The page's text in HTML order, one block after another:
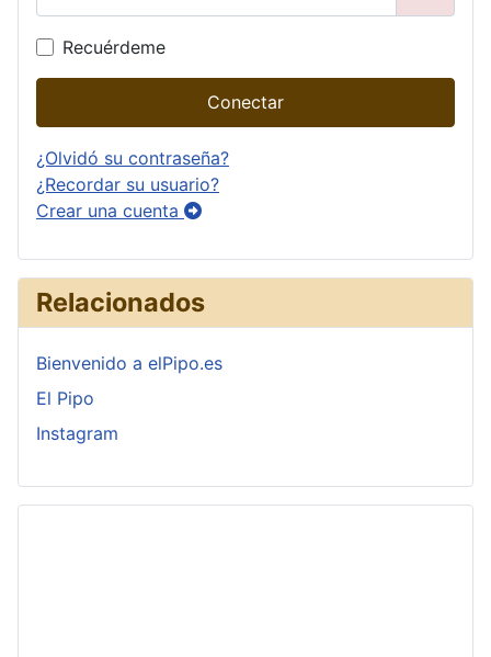
Recuérdeme
Conectar
¿Olvidó su contraseña?
¿Recordar su usuario?
Crear una cuenta
Relacionados
Bienvenido a elPipo.es
El Pipo
Instagram